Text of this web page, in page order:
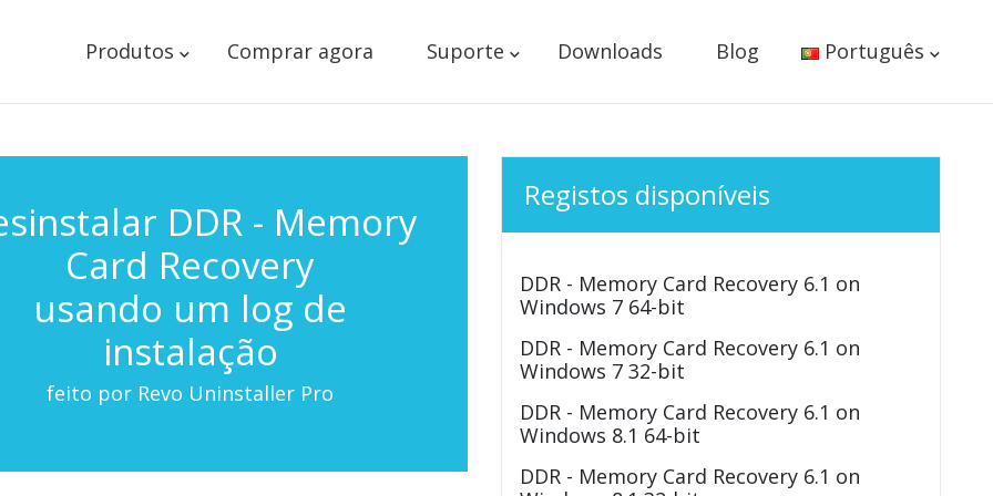
Produtos Comprar agora Suporte Downloads Blog Português
DDR - Memory
Card Recovery
usando um log de
instalação
feito por Revo Uninstaller Pro
Registos disponíveis
DDR - Memory Card Recovery 6.1 on
Windows 7 64-bit
DDR - Memory Card Recovery 6.1 on
Windows 7 32-bit
DDR - Memory Card Recovery 6.1 on
Windows 8.1 64-bit
DDR - Memory Card Recovery 6.1 on